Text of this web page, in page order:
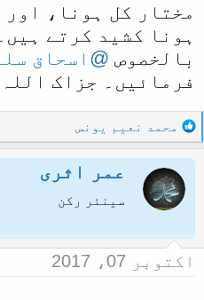
مختار کل ہونا، اور
ہونا کشید کرتے
بالخصوص @اسحاق
فرمائیں۔ جزاک
R
e
a
c
t
o
n
محمد نعیم یونس
عمر اثری
سینئر رکن
اکتوبر 07، 2017